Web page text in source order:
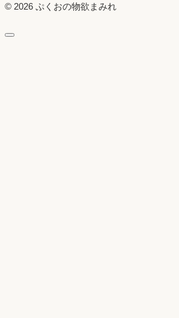
© 2026 ぷくおの物欲まみれ